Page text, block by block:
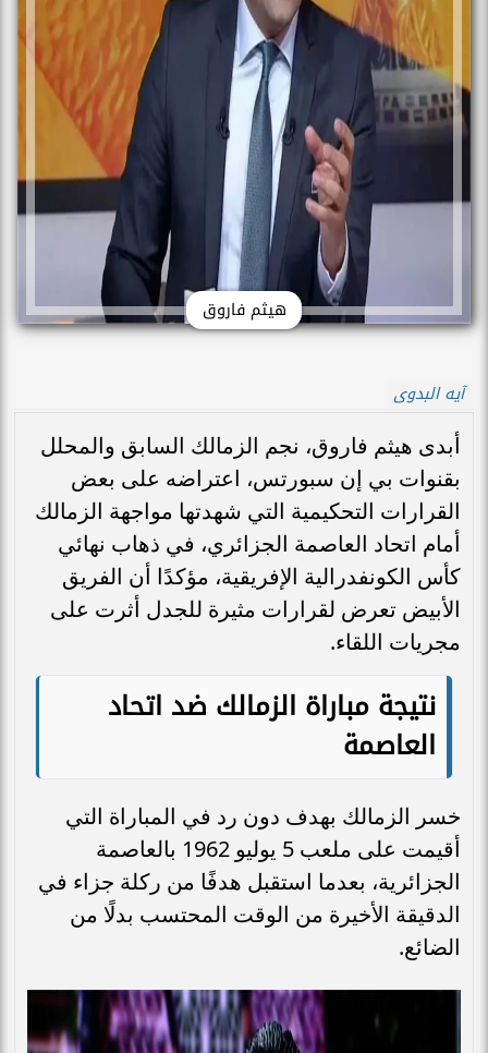
هيثم فاروق
آيه البدوى
أبدى هيثم فاروق، نجم الزمالك السابق والمحلل
بقنوات بي إن سبورتس، اعتراضه على بعض
القرارات التحكيمية التي شهدتها مواجهة الزمالك
أمام اتحاد العاصمة الجزائري، في ذهاب نهائي
كأس الكونفدرالية الإفريقية، مؤكدًا أن الفريق
الأبيض تعرض لقرارات مثيرة للجدل أثرت على
مجريات اللقاء.
نتيجة مباراة الزمالك ضد اتحاد
العاصمة
خسر الزمالك بهدف دون رد في المباراة التي
أقيمت على ملعب 5 يوليو 1962 بالعاصمة
الجزائرية، بعدما استقبل هدفًا من ركلة جزاء في
الدقيقة الأخيرة من الوقت المحتسب بدلًا من
الضائع.